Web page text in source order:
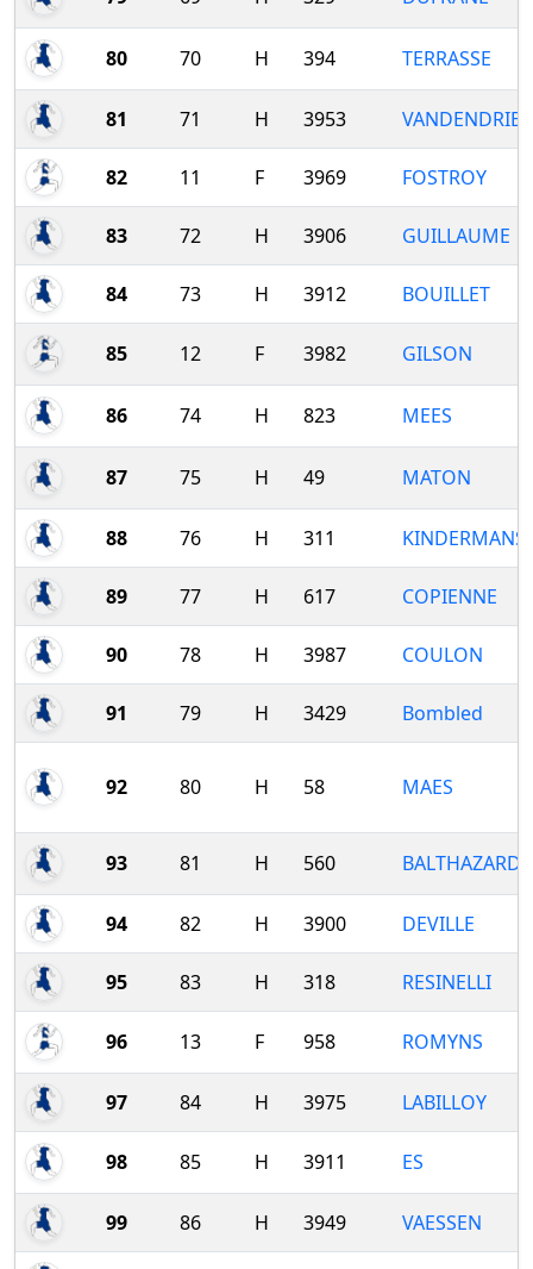
80 70 H 394 TERRASSE
81 71 H 3953
82 11 F 3969 FOSTROY
83 72 H 3906 GUILLAUME
84 73 H 3912 BOUILLET
85 12 F 3982 GILSON
86 74 H 823 MEES
87 75 H 49 MATON
88 76 H 311 KINDERMANS
89 77 H 617 COPIENNE
90 78 H 3987 COULON
91 79 H 3429 Bombled
92 80 H 58 MAES
93 81 H 560 BALTHAZARD
94 82 H 3900 DEVILLE
95 83 H 318 RESINELLI
96 13 F 958 ROMYNS
97 84 H 3975 LABILLOY
98 85 H 3911 ES
99 86 H 3949 VAESSEN